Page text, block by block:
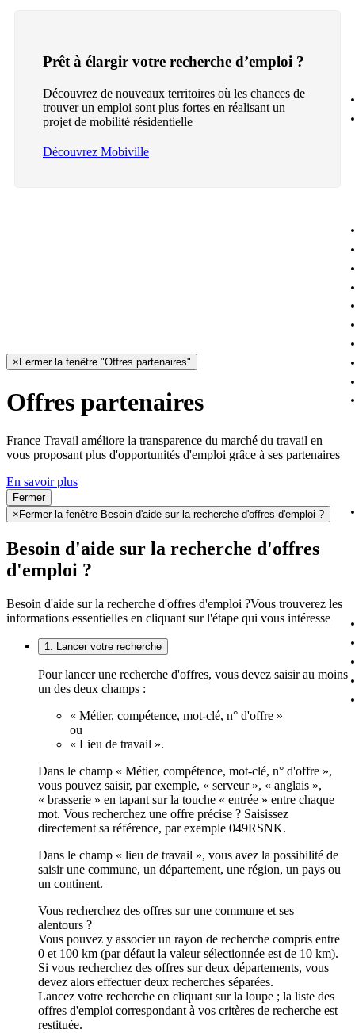
Prêt à élargir votre recherche d’emploi ?
Découvrez de nouveaux territoires où les chances de
trouver un emploi sont plus fortes en réalisant un
projet de mobilité résidentielle
Découvrez Mobiville
× Fermer la fenêtre "Offres partenaires"
Offres partenaires
France Travail améliore la transparence du marché du travail en
vous proposant plus d'opportunités d'emploi grâce à ses partenaires
En savoir plus
Fermer
× Fermer la fenêtre Besoin d'aide sur la recherche d'offres d'emploi ?
Besoin d'aide sur la recherche d'offres
d'emploi ?
Besoin d'aide sur la recherche d'offres d'emploi ?Vous trouverez les
informations essentielles en cliquant sur l'étape qui vous intéresse
1. Lancer votre recherche
Pour lancer une recherche d'offres, vous devez saisir au moins
un des deux champs :
« Métier, compétence, mot-clé, n° d'offre »
ou
« Lieu de travail ».
Dans le champ « Métier, compétence, mot-clé, n° d'offre »,
vous pouvez saisir, par exemple, « serveur », « anglais »,
« brasserie » en tapant sur la touche « entrée » entre chaque
mot. Vous recherchez une offre précise ? Saisissez
directement sa référence, par exemple 049RSNK.
Dans le champ « lieu de travail », vous avez la possibilité de
saisir une commune, un département, une région, un pays ou
un continent.
Vous recherchez des offres sur une commune et ses
alentours ?
Vous pouvez y associer un rayon de recherche compris entre
0 et 100 km (par défaut la valeur sélectionnée est de 10 km).
Si vous recherchez des offres sur deux départements, vous
devez alors effectuer deux recherches séparées.
Lancez votre recherche en cliquant sur la loupe ; la liste des
offres d'emploi correspondant à vos critères de recherche est
restituée.